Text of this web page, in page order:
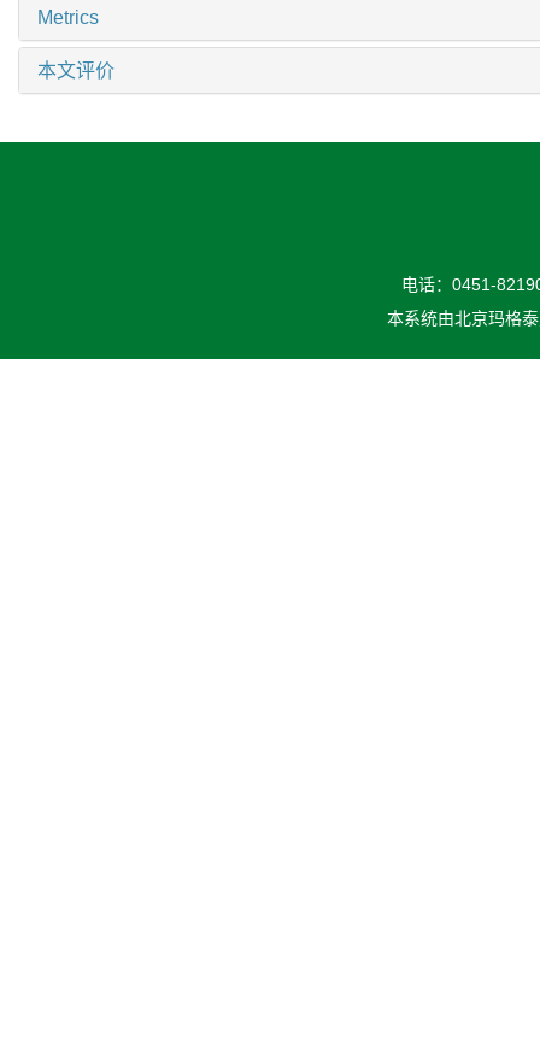
Metrics
本文评价
电话：0451-
本系统由北京玛格